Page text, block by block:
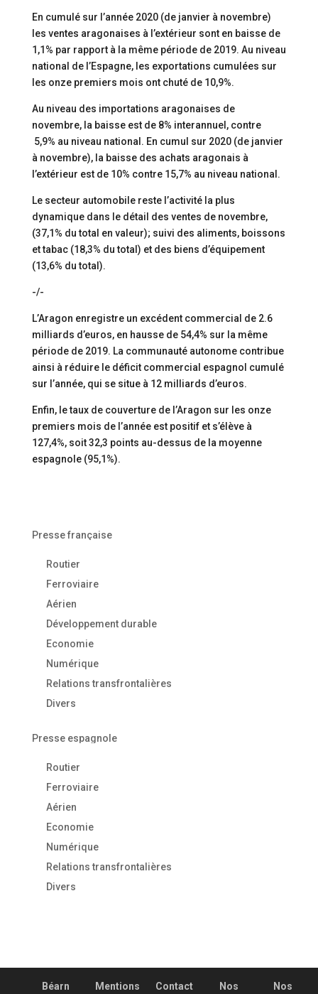
En cumulé sur l’année 2020 (de janvier à novembre)
les ventes aragonaises à l’extérieur sont en baisse de
1,1% par rapport à la même période de 2019. Au niveau
national de l’Espagne, les exportations cumulées sur
les onze premiers mois ont chuté de 10,9%.
Au niveau des importations aragonaises de
novembre, la baisse est de 8% interannuel, contre
5,9% au niveau national. En cumul sur 2020 (de janvier
à novembre), la baisse des achats aragonais à
l’extérieur est de 10% contre 15,7% au niveau national.
Le secteur automobile reste l’activité la plus
dynamique dans le détail des ventes de novembre,
(37,1% du total en valeur); suivi des aliments, boissons
et tabac (18,3% du total) et des biens d’équipement
(13,6% du total).
-/-
L’Aragon enregistre un excédent commercial de 2.6
milliards d’euros, en hausse de 54,4% sur la même
période de 2019. La communauté autonome contribue
ainsi à réduire le déficit commercial espagnol cumulé
sur l’année, qui se situe à 12 milliards d’euros.
Enfin, le taux de couverture de l’Aragon sur les onze
premiers mois de l’année est positif et s’élève à
127,4%, soit 32,3 points au-dessus de la moyenne
espagnole (95,1%).
Presse française
Routier
Ferroviaire
Aérien
Développement durable
Economie
Numérique
Relations transfrontalières
Divers
Presse espagnole
Routier
Ferroviaire
Aérien
Economie
Numérique
Relations transfrontalières
Divers
Béarn Mentions Contact Nos Nos